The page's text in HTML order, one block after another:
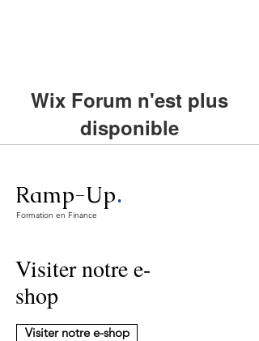
Wix Forum n'est plus
disponible
communautaire, utilisez Wix Groups.
Ramp-Up.
Formation en Finance
Visiter notre e-
shop
Visiter notre e-shop